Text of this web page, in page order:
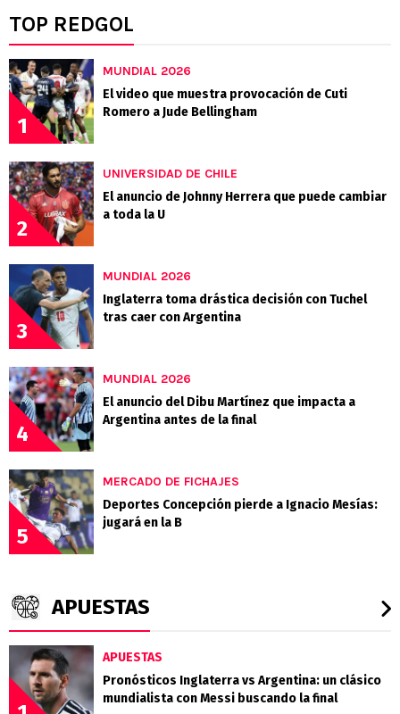
TOP REDGOL
1
MUNDIAL 2026
El video que muestra provocación de Cuti
Romero a Jude Bellingham
2
UNIVERSIDAD DE CHILE
El anuncio de Johnny Herrera que puede cambiar
a toda la U
3
MUNDIAL 2026
Inglaterra toma drástica decisión con Tuchel
tras caer con Argentina
4
MUNDIAL 2026
El anuncio del Dibu Martínez que impacta a
Argentina antes de la final
5
MERCADO DE FICHAJES
Deportes Concepción pierde a Ignacio Mesías:
jugará en la B
APUESTAS
APUESTAS
Pronósticos Inglaterra vs Argentina: un clásico
mundialista con Messi buscando la final